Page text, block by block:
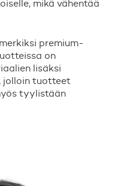
mikä vähentää
premium-
on
lisäksi
jolloin tuotteet
tyylistään